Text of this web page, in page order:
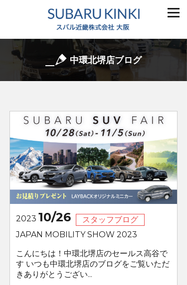
中環北堺店ブログ
2023 10/26
スタッフブログ
JAPAN MOBILITY SHOW 2023
こんにちは！中環北堺店のセールス高谷で
す いつも中環北堺店のブログをご覧いただ
きありがとうござい...